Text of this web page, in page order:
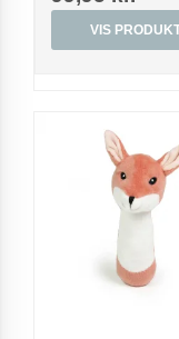
VIS